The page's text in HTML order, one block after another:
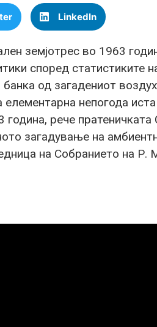
LinkedIn
земјотрес во 1963
според статистиките
банка од загадениот
непогода иста
година, рече
загадување на
на Собранието на Р.